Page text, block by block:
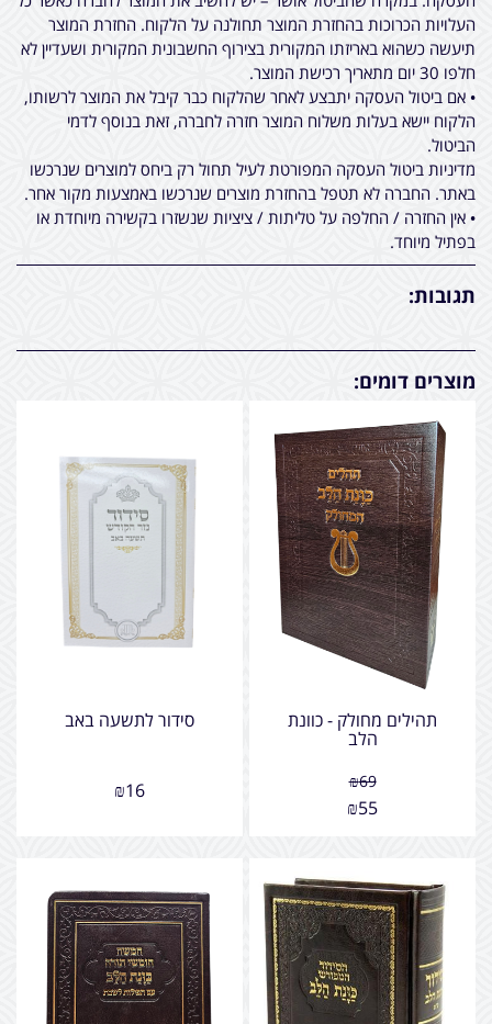
העלויות הכרוכות בהחזרת המוצר תחולנה על הלקוח. החזרת המוצר
תיעשה כשהוא באריזתו המקורית בצירוף החשבונית המקורית ושעדיין לא
חלפו 30 יום מתאריך רכישת המוצר.
• אם ביטול העסקה יתבצע לאחר שהלקוח כבר קיבל את המוצר לרשותו,
הלקוח יישא בעלות משלוח המוצר חזרה לחברה, זאת בנוסף לדמי
הביטול.
מדיניות ביטול העסקה המפורטת לעיל תחול רק ביחס למוצרים שנרכשו
באתר. החברה לא תטפל בהחזרת מוצרים שנרכשו באמצעות מקור אחר.
• אין החזרה / החלפה על טליתות / ציציות שנשזרו בקשירה מיוחדת או
בפתיל מיוחד.
תגובות:
מוצרים דומים:
תהילים מחולק - כוונת
הלב
₪69
₪55
סידור לתשעה באב
₪16